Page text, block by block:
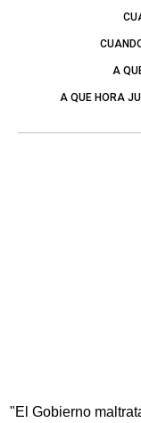
A
A QUE HORA